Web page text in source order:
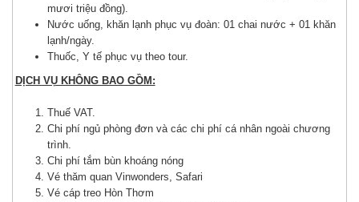
mươi triệu đồng).
Nước uống, khăn lạnh phục vụ đoàn: 01 chai nước + 01 khăn
lạnh/ngày.
Thuốc, Y tế phục vụ theo tour.
DỊCH VỤ KHÔNG BAO GỒM:
Thuế VAT.
Chi phí ngủ phòng đơn và các chi phí cá nhân ngoài chương
trình.
Chi phí tắm bùn khoáng nóng
Vé thăm quan Vinwonders, Safari
Vé cáp treo Hòn Thơm